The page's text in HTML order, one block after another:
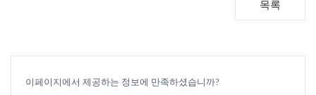
목록
이페이지에서 제공하는 정보에 만족하셨습니까?